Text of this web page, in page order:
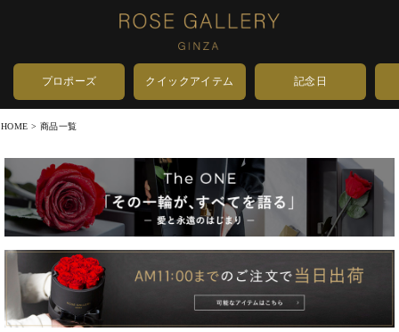
プロポーズ クイックアイテム 記念日
HOME 商品一覧